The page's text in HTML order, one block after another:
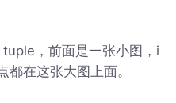
，前面是一张小图，i
在这张大图上面。